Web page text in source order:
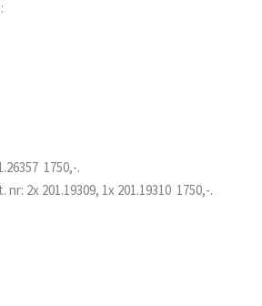
 1750,-.
2x 201.19309, 1x 201.19310  1750,-.